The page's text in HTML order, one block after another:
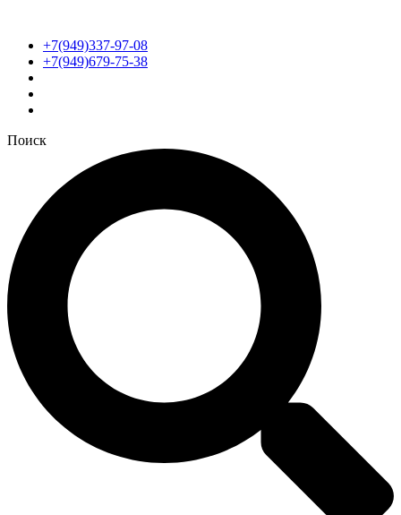
+7(949)337-97-08
+7(949)679-75-38
Поиск